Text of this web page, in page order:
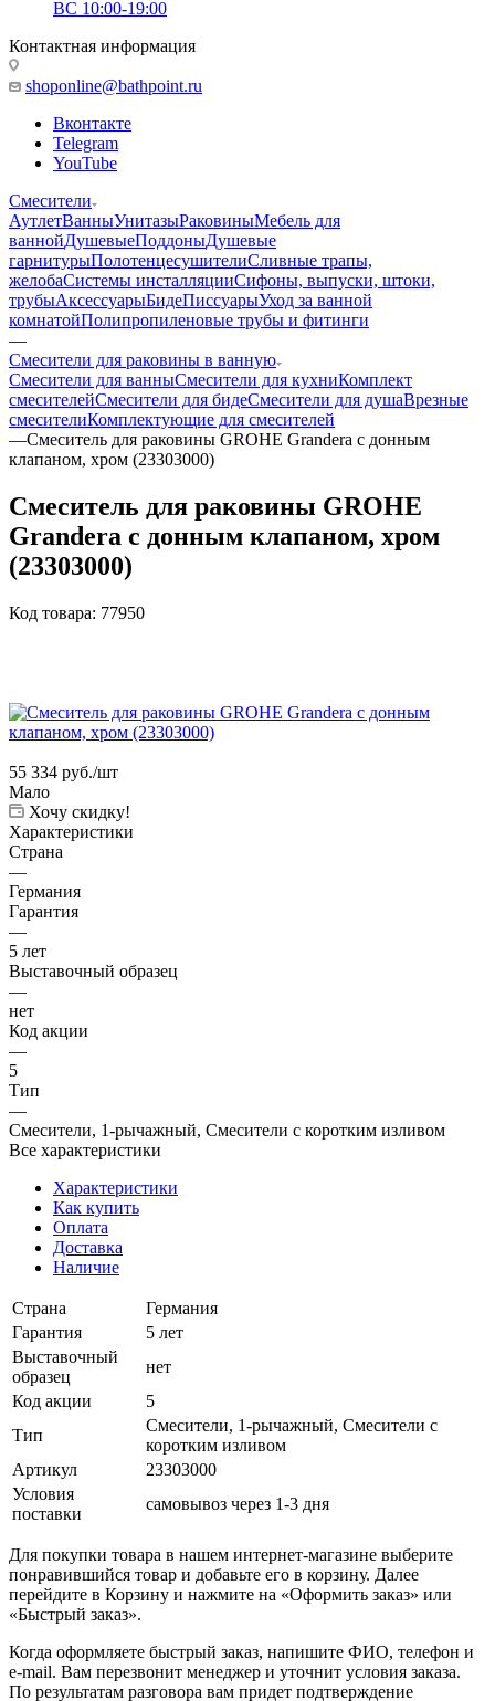
ВС 10:00-19:00
Контактная информация
shoponline@bathpoint.ru
Вконтакте
Telegram
YouTube
Смесители
АутлетВанныУнитазыРаковиныМебель для
ваннойДушевыеПоддоныДушевые
гарнитурыПолотенцесушителиСливные трапы,
желобаСистемы инсталляцииСифоны, выпуски, штоки,
трубыАксессуарыБидеПиссуарыУход за ванной
комнатойПолипропиленовые трубы и фитинги
—
Смесители для раковины в ванную
Смесители для ванныСмесители для кухниКомплект
смесителейСмесители для бидеСмесители для душаВрезные
смесителиКомплектующие для смесителей
—Смеситель для раковины GROHE Grandera с донным
клапаном, хром (23303000)
Смеситель для раковины GROHE
Grandera с донным клапаном, хром
(23303000)
Код товара: 77950
55 334 руб./шт
Мало
Хочу скидку!
Характеристики
Страна
—
Германия
Гарантия
—
5 лет
Выставочный образец
—
нет
Код акции
—
5
Тип
—
Смесители, 1-рычажный, Смесители с коротким изливом
Все характеристики
Характеристики
Как купить
Оплата
Доставка
Наличие
Страна
Германия
Гарантия
5 лет
Выставочный
образец
нет
Код акции
5
Тип
Смесители, 1-рычажный, Смесители с
коротким изливом
Артикул
23303000
Условия
поставки
самовывоз через 1-3 дня
Для покупки товара в нашем интернет-магазине выберите
понравившийся товар и добавьте его в корзину. Далее
перейдите в Корзину и нажмите на «Оформить заказ» или
«Быстрый заказ».
Когда оформляете быстрый заказ, напишите ФИО, телефон и
e-mail. Вам перезвонит менеджер и уточнит условия заказа.
По результатам разговора вам придет подтверждение